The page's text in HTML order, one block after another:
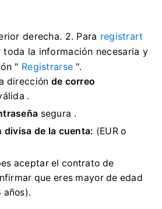
derecha. 2. Para registrart
la información necesaria y
" Registrarse ".
dirección de correo
.
segura .
divisa de la cuenta: (EUR o
aceptar el contrato de
que eres mayor de edad
años).